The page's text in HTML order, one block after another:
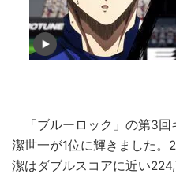
「ブルーロック」の第3回
潔世一が1位に輝きました。
潔はダブルスコアに近い